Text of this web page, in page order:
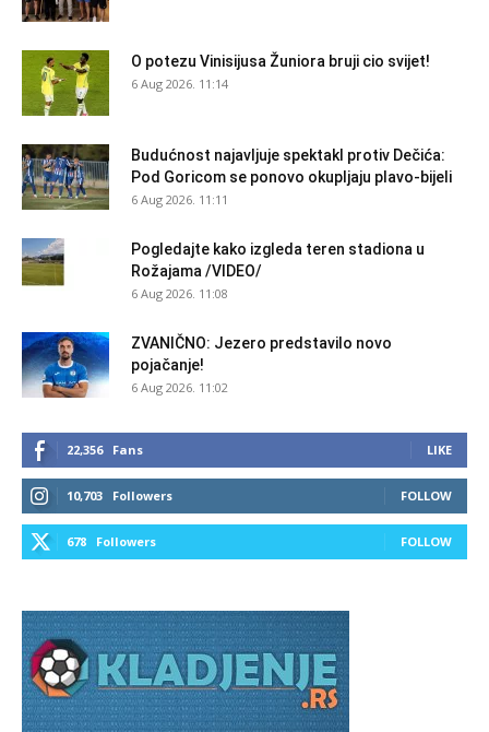
O potezu Vinisijusa Žuniora bruji cio svijet!
6 Aug 2026. 11:14
Budućnost najavljuje spektakl protiv Dečića:
Pod Goricom se ponovo okupljaju plavo-bijeli
6 Aug 2026. 11:11
Pogledajte kako izgleda teren stadiona u
Rožajama /VIDEO/
6 Aug 2026. 11:08
ZVANIČNO: Jezero predstavilo novo
pojačanje!
6 Aug 2026. 11:02
22,356 Fans LIKE
10,703 Followers FOLLOW
678 Followers FOLLOW